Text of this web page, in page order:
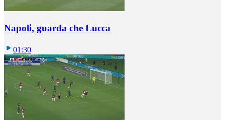
Napoli, guarda che Lucca
01:30